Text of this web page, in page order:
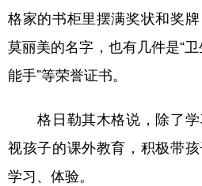
格家的书柜里摆满奖状和奖
莫丽美的名字，也有几件是“卫
能手”等荣誉证书。
格日勒其木格说，除了学
视孩子的课外教育，积极带
学习、体验。